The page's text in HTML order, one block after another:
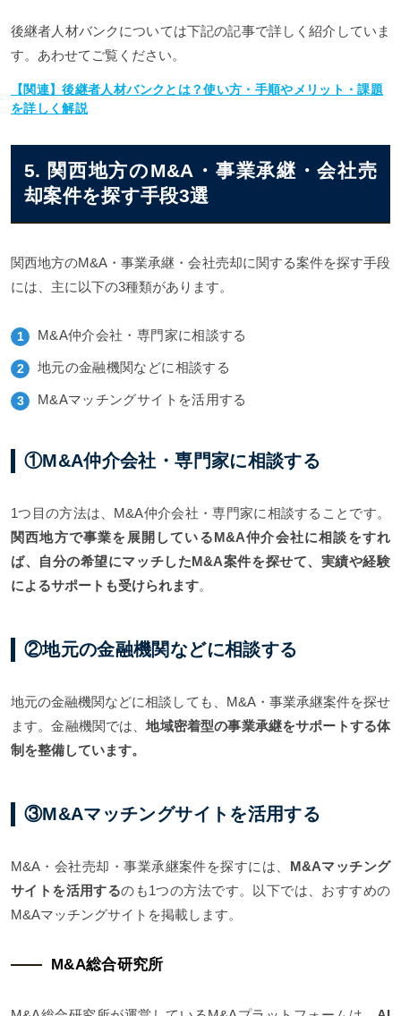
後継者人材バンクについては下記の記事で詳しく紹介していま
す。あわせてご覧ください。
【関連】後継者人材バンクとは？使い方・手順やメリット・課題
を詳しく解説
5. 関西地方のM&A・事業承継・会社売
却案件を探す手段3選
関西地方のM&A・事業承継・会社売却に関する案件を探す手段
には、主に以下の3種類があります。
M&A仲介会社・専門家に相談する
地元の金融機関などに相談する
M&Aマッチングサイトを活用する
①M&A仲介会社・専門家に相談する
1つ目の方法は、M&A仲介会社・専門家に相談することです。
関西地方で事業を展開しているM&A仲介会社に相談をすれ
ば、自分の希望にマッチしたM&A案件を探せて、実績や経験
によるサポートも受けられます。
②地元の金融機関などに相談する
地元の金融機関などに相談しても、M&A・事業承継案件を探せ
ます。金融機関では、地域密着型の事業承継をサポートする体
制を整備しています。
③M&Aマッチングサイトを活用する
M&A・会社売却・事業承継案件を探すには、 M&Aマッチング
サイトを活用するのも1つの方法です。以下では、おすすめの
M&Aマッチングサイトを掲載します。
M&A総合研究所